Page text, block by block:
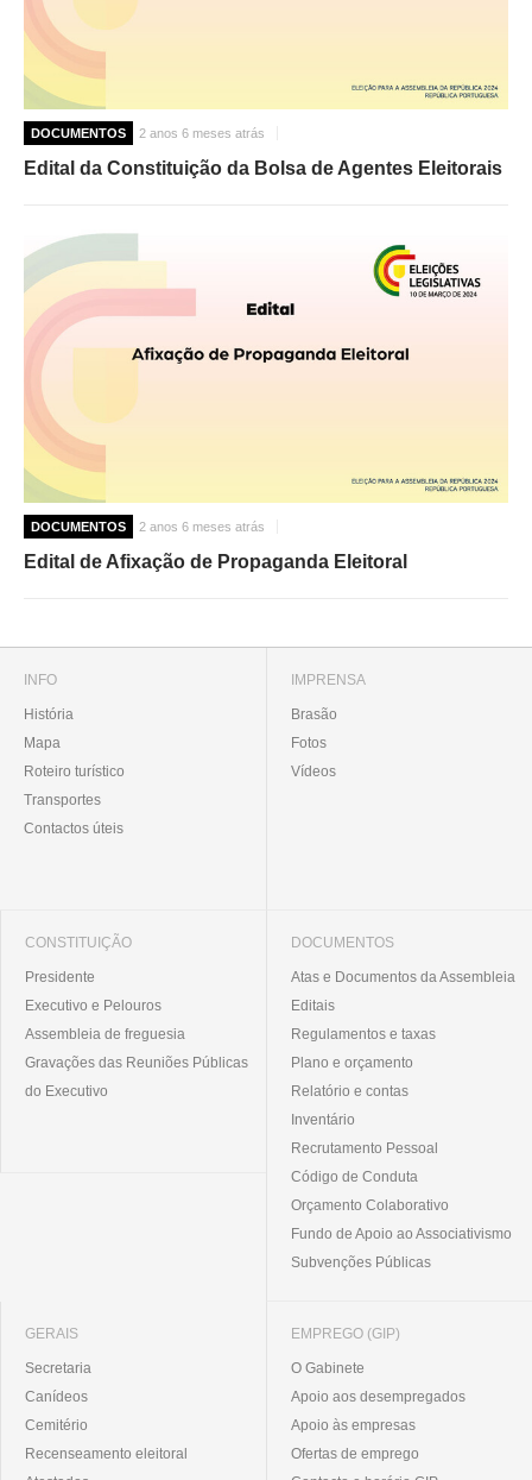
DOCUMENTOS 2 anos 6 meses atrás
Edital da Constituição da Bolsa de Agentes Eleitorais
DOCUMENTOS 2 anos 6 meses atrás
Edital de Afixação de Propaganda Eleitoral
INFO
História
Mapa
Roteiro turístico
Transportes
Contactos úteis
IMPRENSA
Brasão
Fotos
Vídeos
CONSTITUIÇÃO
Presidente
Executivo e Pelouros
Assembleia de freguesia
Gravações das Reuniões Públicas
do Executivo
DOCUMENTOS
Atas e Documentos da Assembleia
Editais
Regulamentos e taxas
Plano e orçamento
Relatório e contas
Inventário
Recrutamento Pessoal
Código de Conduta
Orçamento Colaborativo
Fundo de Apoio ao Associativismo
Subvenções Públicas
GERAIS
Secretaria
Canídeos
Cemitério
Recenseamento eleitoral
EMPREGO (GIP)
O Gabinete
Apoio aos desempregados
Apoio às empresas
Ofertas de emprego